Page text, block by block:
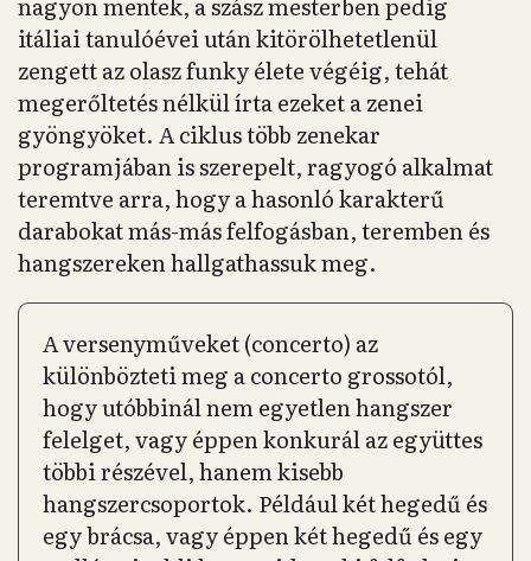
itáliai tanulóévei után kitörölhetetlenül
zengett az olasz funky élete végéig, tehát
megerőltetés nélkül írta ezeket a zenei
gyöngyöket. A ciklus több zenekar
programjában is szerepelt, ragyogó alkalmat
teremtve arra, hogy a hasonló karakterű
darabokat más-más felfogásban, teremben és
hangszereken hallgathassuk meg.
A versenyműveket (concerto) az
különbözteti meg a concerto grossotól,
hogy utóbbinál nem egyetlen hangszer
felelget, vagy éppen konkurál az együttes
többi részével, hanem kisebb
hangszercsoportok. Például két hegedű és
egy brácsa, vagy éppen két hegedű és egy